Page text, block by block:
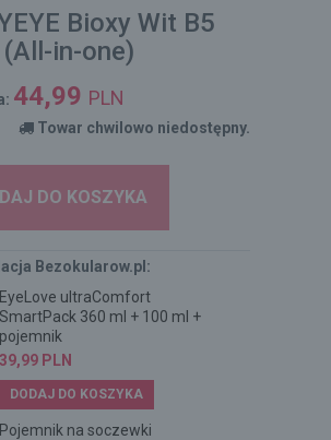
Bioxy Wit B5
in-one)
44,99 PLN
Towar chwilowo niedostępny.
DO KOSZYKA
Bezokularow.pl:
EyeLove ultraComfort
SmartPack 360 ml + 100 ml +
pojemnik
39,99 PLN
DODAJ DO KOSZYKA
Pojemnik na soczewki